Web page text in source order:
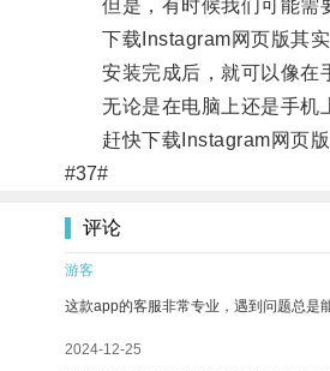
但是，有时候我们可能需要
下载Instagram网页版其实
安装完成后，就可以像在手
无论是在电脑上还是手机上
赶快下载Instagram网页版
#37#
评论
游客
这款app的客服非常专业，遇到问题总是
2024-12-25